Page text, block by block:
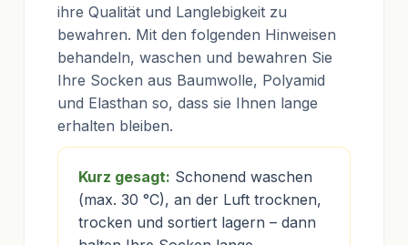
ihre Qualität und Langlebigkeit zu
bewahren. Mit den folgenden Hinweisen
behandeln, waschen und bewahren Sie
Ihre Socken aus Baumwolle, Polyamid
und Elasthan so, dass sie Ihnen lange
erhalten bleiben.
Kurz gesagt: Schonend waschen
(max. 30 °C), an der Luft trocknen,
trocken und sortiert lagern – dann